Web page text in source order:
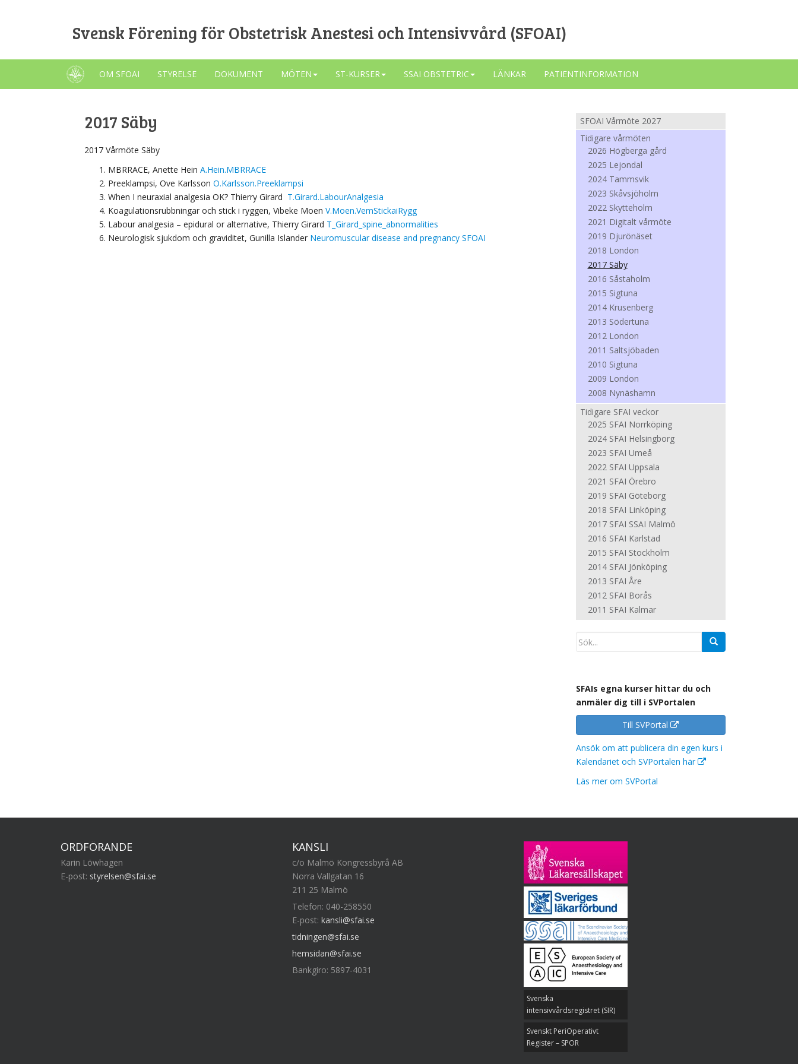
Svensk Förening för Obstetrisk Anestesi och Intensivvård (SFOAI)
OM SFOAI STYRELSE DOKUMENT MÖTEN ST-KURSER SSAI OBSTETRIC LÄNKAR PATIENTINFORMATION
2017 Säby
2017 Vårmöte Säby
MBRRACE, Anette Hein A.Hein.MBRRACE
Preeklampsi, Ove Karlsson O.Karlsson.Preeklampsi
When I neuraxial analgesia OK? Thierry Girard T.Girard.LabourAnalgesia
Koagulationsrubbningar och stick i ryggen, Vibeke Moen V.Moen.VemStickaiRygg
Labour analgesia – epidural or alternative, Thierry Girard T_Girard_spine_abnormalities
Neurologisk sjukdom och graviditet, Gunilla Islander Neuromuscular disease and pregnancy SFOAI
SFOAI Vårmöte 2027
Tidigare vårmöten
2026 Högberga gård
2025 Lejondal
2024 Tammsvik
2023 Skåvsjöholm
2022 Skytteholm
2021 Digitalt vårmöte
2019 Djurönäset
2018 London
2017 Säby
2016 Såstaholm
2015 Sigtuna
2014 Krusenberg
2013 Södertuna
2012 London
2011 Saltsjöbaden
2010 Sigtuna
2009 London
2008 Nynäshamn
Tidigare SFAI veckor
2025 SFAI Norrköping
2024 SFAI Helsingborg
2023 SFAI Umeå
2022 SFAI Uppsala
2021 SFAI Örebro
2019 SFAI Göteborg
2018 SFAI Linköping
2017 SFAI SSAI Malmö
2016 SFAI Karlstad
2015 SFAI Stockholm
2014 SFAI Jönköping
2013 SFAI Åre
2012 SFAI Borås
2011 SFAI Kalmar
SFAIs egna kurser hittar du och
anmäler dig till i SVPortalen
Till SVPortal
Ansök om att publicera din egen kurs i
Kalendariet och SVPortalen här
Läs mer om SVPortal
ORDFÖRANDE
Karin Löwhagen
E-post: styrelsen@sfai.se
KANSLI
c/o Malmö Kongressbyrå AB
Norra Vallgatan 16
211 25 Malmö
Telefon: 040-258550
E-post: kansli@sfai.se
tidningen@sfai.se
hemsidan@sfai.se
Bankgiro: 5897-4031
Svenska
intensivvårdsregistret (SIR)
Svenskt PeriOperativt
Register – SPOR